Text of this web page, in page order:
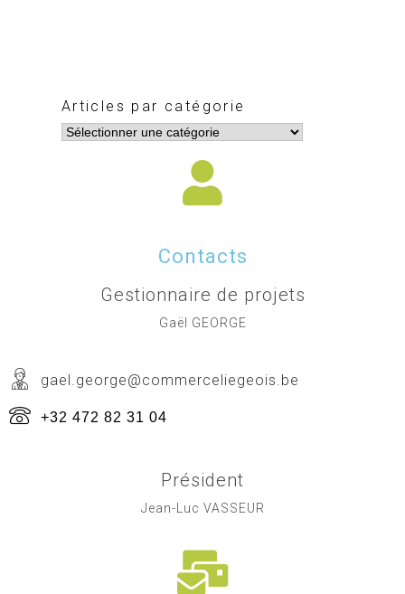
Articles par catégorie
Contacts
Gestionnaire de projets
Gaël GEORGE
gael.george@commerceliegeois.be
+32 472 82 31 04
Président
Jean-Luc VASSEUR